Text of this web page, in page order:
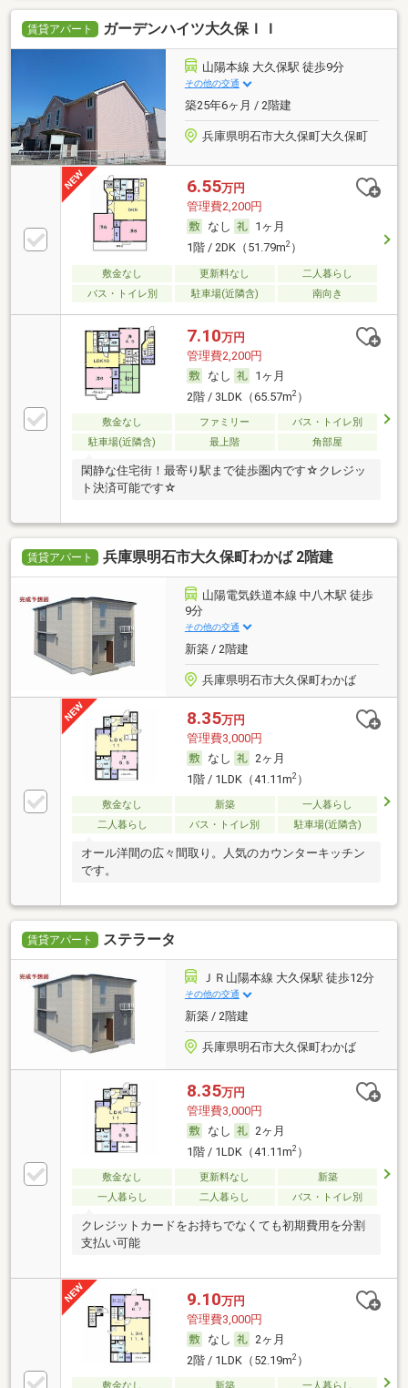
賃貸アパート ガーデンハイツ大久保ＩＩ
山陽本線 大久保駅 徒歩9分
その他の交通
築25年6ヶ月 / 2階建
兵庫県明石市大久保町大久保町
6.55万円
管理費2,200円
なし
1ヶ月
1階 / 2DK（51.79m2）
敷金なし 更新料なし
二人暮らし
バス・トイレ別
駐車場(近隣含) 南向き
7.10万円
管理費2,200円
なし
1ヶ月
2階 / 3LDK（65.57m2）
敷金なし ファミリー
バス・トイレ別
駐車場(近隣含)
最上階 角部屋
閑静な住宅街！最寄り駅まで徒歩圏内です☆クレジッ
ト決済可能です☆
賃貸アパート 兵庫県明石市大久保町わかば 2階建
山陽電気鉄道本線 中八木駅 徒歩
9分
その他の交通
新築 / 2階建
兵庫県明石市大久保町わかば
8.35万円
管理費3,000円
なし
2ヶ月
1階 / 1LDK（41.11m2）
敷金なし 新築
一人暮らし
二人暮らし
バス・トイレ別 駐車場(近隣含)
オール洋間の広々間取り。人気のカウンターキッチン
です。
賃貸アパート ステラータ
ＪＲ山陽本線 大久保駅 徒歩12分
その他の交通
新築 / 2階建
兵庫県明石市大久保町わかば
8.35万円
管理費3,000円
なし
2ヶ月
1階 / 1LDK（41.11m2）
敷金なし 更新料なし
新築
一人暮らし
二人暮らし バス・トイレ別
クレジットカードをお持ちでなくても初期費用を分割
支払い可能
9.10万円
管理費3,000円
なし
2ヶ月
2階 / 1LDK（52.19m2）